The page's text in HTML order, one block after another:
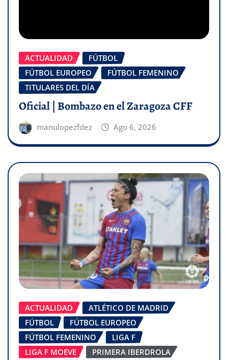
ACTUALIDAD
FÚTBOL
FÚTBOL EUROPEO
FÚTBOL FEMENINO
TITULARES DEL DÍA
Oficial | Bombazo en el Zaragoza CFF
manulopezfdez Ago 6, 2026
ACTUALIDAD
ATLÉTICO DE MADRID
FÚTBOL
FÚTBOL EUROPEO
FÚTBOL FEMENINO
LIGA F
LIGA F MOEVE
PRIMERA IBERDROLA